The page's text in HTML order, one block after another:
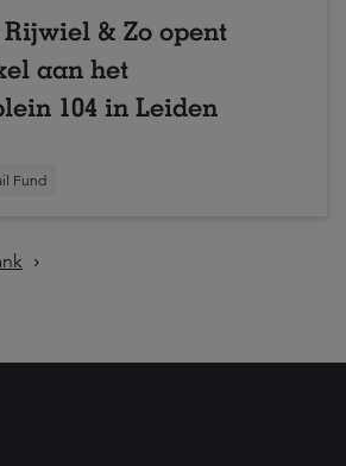
& Zo opent
aan het
104 in Leiden
Fund